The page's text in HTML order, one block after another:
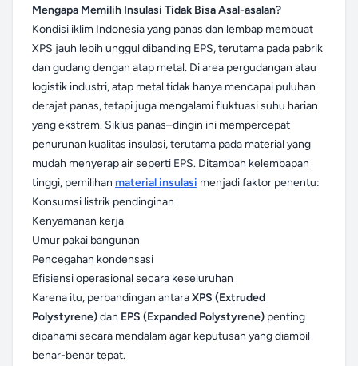
Mengapa Memilih Insulasi Tidak Bisa Asal-asalan?
Kondisi iklim Indonesia yang panas dan lembap membuat
XPS jauh lebih unggul dibanding EPS, terutama pada pabrik
dan gudang dengan atap metal. Di area pergudangan atau
logistik industri, atap metal tidak hanya mencapai puluhan
derajat panas, tetapi juga mengalami fluktuasi suhu harian
yang ekstrem. Siklus panas–dingin ini mempercepat
penurunan kualitas insulasi, terutama pada material yang
mudah menyerap air seperti EPS. Ditambah kelembapan
tinggi, pemilihan material insulasi menjadi faktor penentu:
Konsumsi listrik pendinginan
Kenyamanan kerja
Umur pakai bangunan
Pencegahan kondensasi
Efisiensi operasional secara keseluruhan
Karena itu, perbandingan antaraXPS (Extruded
Polystyrene)dan EPS (Expanded Polystyrene) penting
dipahami secara mendalam agar keputusan yang diambil
benar-benar tepat.